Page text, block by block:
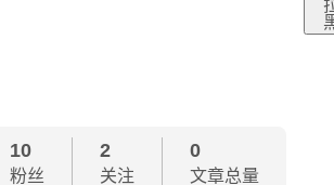
10
粉丝
2
关注
0
文章总量